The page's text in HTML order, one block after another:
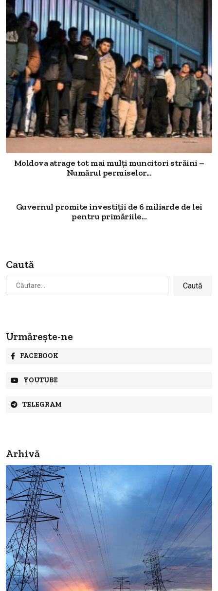
Moldova atrage tot mai mulți muncitori străini –
Numărul permiselor...
Guvernul promite investiții de 6 miliarde de lei
pentru primăriile...
Caută
după:
Urmărește-ne
FACEBOOK
YOUTUBE
TELEGRAM
Arhivă